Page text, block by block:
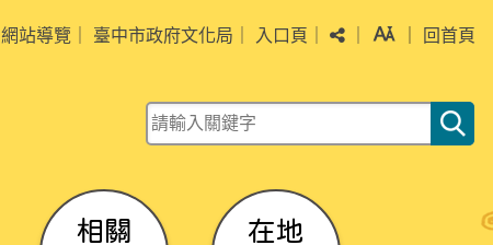
網站導覽 臺中市政府文化局 入口頁 分享 字級回首頁
關鍵字查詢
相關
在地